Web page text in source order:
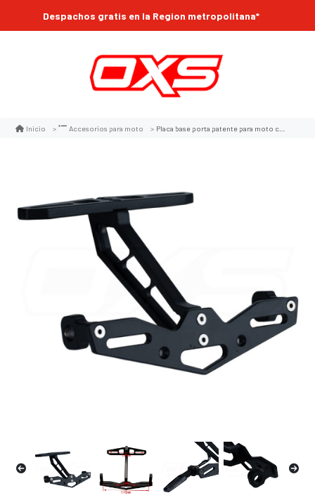
Despachos gratis en la Region metropolitana*
Inicio Accesorios para moto Placa base porta patente para moto cola metal deportivo con soporte de intermitentes